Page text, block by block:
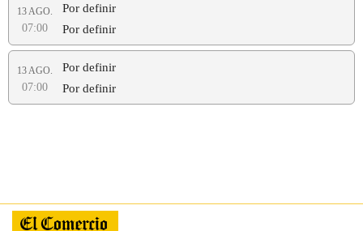
13 AGO.
07:00
Por definir
Por definir
13 AGO.
07:00
Por definir
Por definir